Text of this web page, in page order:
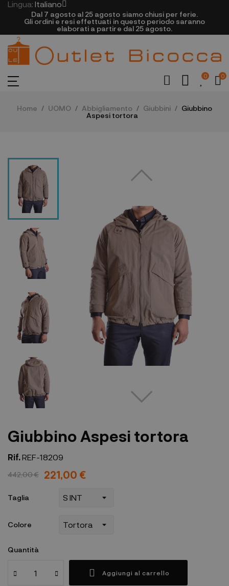
Lingua: Italiano
Dal 7 agosto al 25 agosto siamo chiusi per ferie.
Gli ordini e resi effettuati in questo periodo saranno
elaborati a partire dal 25 agosto.
0 0
Home UOMO Abbigliamento Giubbini
Giubbino
Aspesi tortora
Giubbino Aspesi tortora
Rif.REF-18209
442,00 € 221,00 €
Taglia
Colore
Quantità
Aggiungi al carrello